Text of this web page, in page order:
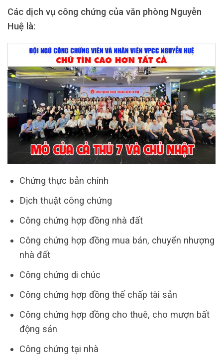
Các dịch vụ công chứng của văn phòng Nguyễn
Huệ là:
Chứng thực bản chính
Dịch thuật công chứng
Công chứng hợp đồng nhà đất
Công chứng hợp đồng mua bán, chuyển nhượng
nhà đất
Công chứng di chúc
Công chứng hợp đồng thế chấp tài sản
Công chứng hợp đồng cho thuê, cho mượn bất
động sản
Công chứng tại nhà